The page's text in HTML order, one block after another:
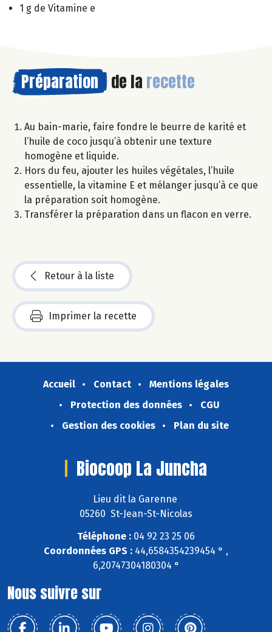
1 g de Vitamine e
Préparation de la recette
Au bain-marie, faire fondre le beurre de karité et
l’huile de coco jusqu’à obtenir une texture
homogène et liquide.
Hors du feu, ajouter les huiles végétales, l’huile
essentielle, la vitamine E et mélanger jusqu’à ce que
la préparation soit homogène.
Transférer la préparation dans un flacon en verre.
Retour à la liste
Imprimer la recette
Accueil Contact
Mentions légales
Protection des données
CGU
Gestion des cookies
Plan du site
Biocoop La Juncha
Lieu dit la Garenne
05260 St-Jean-St-Nicolas
Téléphone : 04 92 23 25 06
Coordonnées GPS : 44,6584354239454 ° ,
6,20747304180304 °
Nous suivre sur